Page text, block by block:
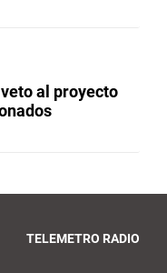
al proyecto
TELEMETRO RADIO